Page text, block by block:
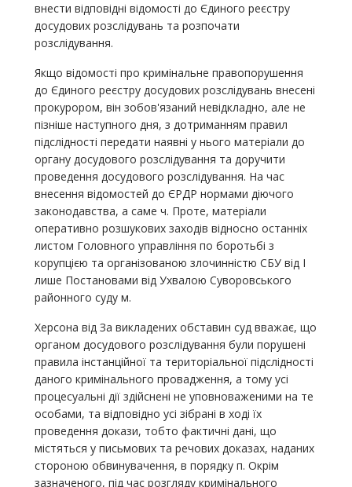
внести відповідні відомості до Єдиного реєстру
досудових розслідувань та розпочати
розслідування.
Якщо відомості про кримінальне правопорушення
до Єдиного реєстру досудових розслідувань внесені
прокурором, він зобов'язаний невідкладно, але не
пізніше наступного дня, з дотриманням правил
підслідності передати наявні у нього матеріали до
органу досудового розслідування та доручити
проведення досудового розслідування. На час
внесення відомостей до ЄРДР нормами діючого
законодавства, а саме ч. Проте, матеріали
оперативно розшукових заходів відносно останніх
листом Головного управління по боротьбі з
корупцією та організованою злочинністю СБУ від І
лише Постановами від Ухвалою Суворовського
районного суду м.
Херсона від За викладених обставин суд вважає, що
органом досудового розслідування були порушені
правила інстанційної та територіальної підслідності
даного кримінального провадження, а тому усі
процесуальні дії здійснені не уповноваженими на те
особами, та відповідно усі зібрані в ході їх
проведення докази, тобто фактичні дані, що
містяться у письмових та речових доказах, наданих
стороною обвинувачення, в порядку п. Окрім
зазначеного, під час розгляду кримінального